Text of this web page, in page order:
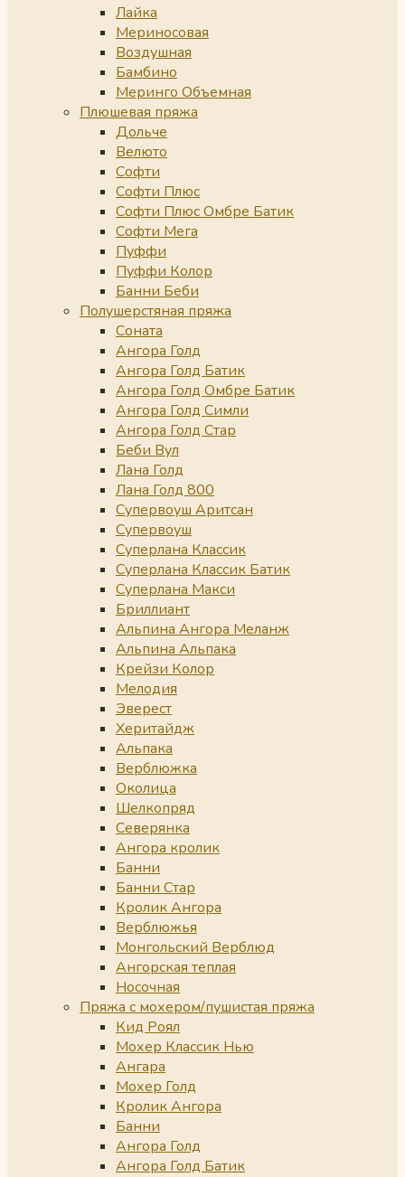
Лайка
Мериносовая
Воздушная
Бамбино
Меринго Объемная
Плюшевая пряжа
Дольче
Велюто
Софти
Софти Плюс
Софти Плюс Омбре Батик
Софти Мега
Пуффи
Пуффи Колор
Банни Беби
Полушерстяная пряжа
Соната
Ангора Голд
Ангора Голд Батик
Ангора Голд Омбре Батик
Ангора Голд Симли
Ангора Голд Стар
Беби Вул
Лана Голд
Лана Голд 800
Супервоуш Аритсан
Супервоуш
Суперлана Классик
Суперлана Классик Батик
Суперлана Макси
Бриллиант
Альпина Ангора Меланж
Альпина Альпака
Крейзи Колор
Мелодия
Эверест
Херитайдж
Альпака
Верблюжка
Околица
Шелкопряд
Северянка
Ангора кролик
Банни
Банни Стар
Кролик Ангора
Верблюжья
Монгольский Верблюд
Ангорская теплая
Носочная
Пряжа с мохером/пушистая пряжа
Кид Роял
Мохер Классик Нью
Ангара
Мохер Голд
Кролик Ангора
Банни
Ангора Голд
Ангора Голд Батик